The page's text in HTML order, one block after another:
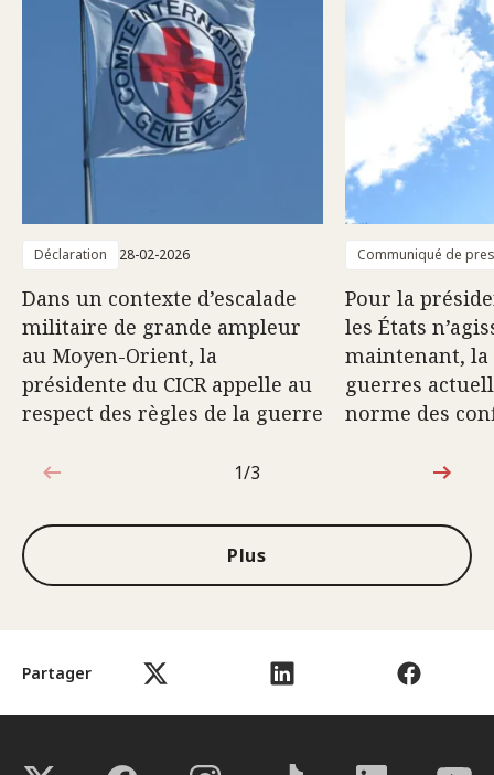
Partager
Déclaration 28-02-2026
Dans un contexte d’escalade
militaire de grande ampleur
au Moyen-Orient, la
présidente du CICR appelle au
respect des règles de la guerre
Communiqué de
Pour la
les États
maintenant, la
guerres
norme des
1sur3
1/3
Plus